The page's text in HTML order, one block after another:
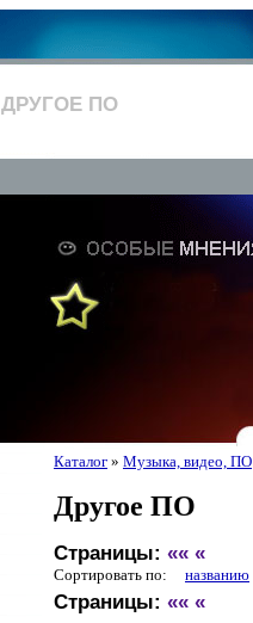
ДРУГОЕ ПО
Каталог » Музыка, видео, ПО
Другое ПО
Страницы: «« «
Сортировать по: названию
Страницы: «« «